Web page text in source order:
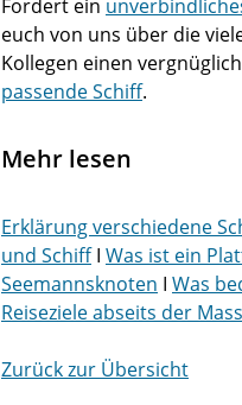
Fordert ein
euch von uns über die
Kollegen einen
passende Schiff.
Mehr lesen
Erklärung verschiedene
und SchiffI Was ist ein
Seemannsknoten I Was
Reiseziele abseits der
Zurück zur Übersicht